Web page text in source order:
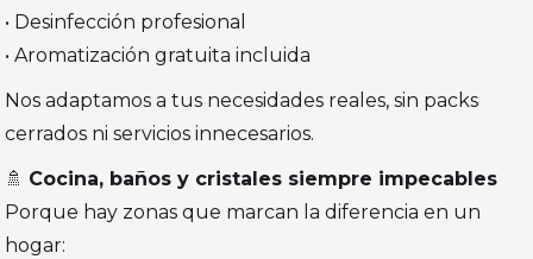
• Desinfección profesional
• Aromatización gratuita incluida
Nos adaptamos a tus necesidades reales, sin packs
cerrados ni servicios innecesarios.
🚿 Cocina, baños y cristales siempre impecables
Porque hay zonas que marcan la diferencia en un
hogar: